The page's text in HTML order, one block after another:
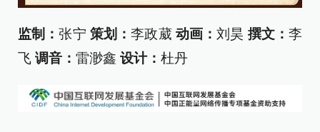
监制：张宁 策划：李政葳 动画：刘昊 撰文：李
飞 调音： 雷渺鑫 设计： 杜丹